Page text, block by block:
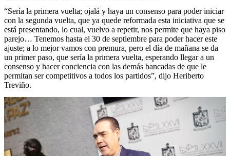
“Sería la primera vuelta; ojalá y haya un consenso para poder iniciar
con la segunda vuelta, que ya quede reformada esta iniciativa que se
está presentando, lo cual, vuelvo a repetir, nos permite que haya piso
parejo… Tenemos hasta el 30 de septiembre para poder hacer este
ajuste; a lo mejor vamos con premura, pero el día de mañana se da
un primer paso, que sería la primera vuelta, esperando llegar a un
consenso y hacer conciencia con las demás bancadas de que le
permitan ser competitivos a todos los partidos”, dijo Heriberto
Treviño.